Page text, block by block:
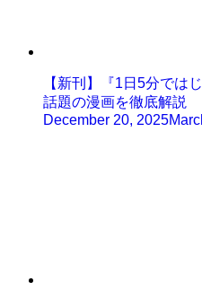
【新刊】『1日5分では
話題の漫画を徹底解説
December 20, 2025